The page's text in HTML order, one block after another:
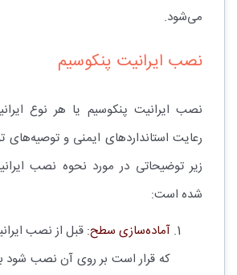
می‌شود.
نصب ایرانیت پنکوسیم
نصب ایرانیت پنکوسیم یا هر نوع
رعایت استانداردهای ایمنی و توصیه‌های
زیر توضیحاتی در مورد نحوه نصب
شده است:
آماده‌سازی سطح: قبل از نصب
که قرار است بر روی آن نصب